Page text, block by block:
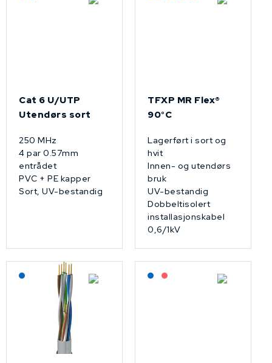
Cat 6 U/UTP
Utendørs sort
250 MHz
4 par 0.57mm
entrådet
PVC + PE kapper
Sort, UV-bestandig
TFXP MR Flex®
90°C
Lagerført i sort og
hvit
Innen- og utendørs
bruk
UV-bestandig
Dobbeltisolert
installasjonskabel
0,6/1kV
Lagerført: NEK Kabel Lagerført: NEK Kabel
På forespørsel